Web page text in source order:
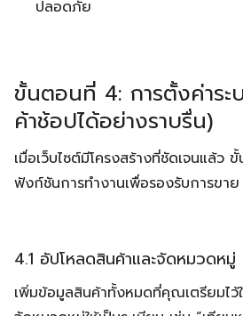
ปลอดภัย
ขั้นตอนที่ 4: การตั้งค่าระ
ค้าช้อปได้อย่างราบรื่น)
เมื่อเว็บไซต์มีโครงสร้างที่ชัดเจนแล้ว
ฟังก์ชันการทำงานเพื่อรองรับการขาย
4.1 อัปโหลดสินค้าและจัดหมวดหมู่
เพิ่มข้อมูลสินค้าทั้งหมดที่คุณเตรียมไ